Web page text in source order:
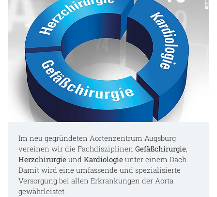
Notaufnahme
Im neu gegründeten Aortenzentrum Augsburg
vereinen wir die Fachdisziplinen Gefäßchirurgie,
Herzchirurgie und Kardiologie unter einem Dach.
Damit wird eine umfassende und spezialisierte
Versorgung bei allen Erkrankungen der Aorta
gewährleistet.